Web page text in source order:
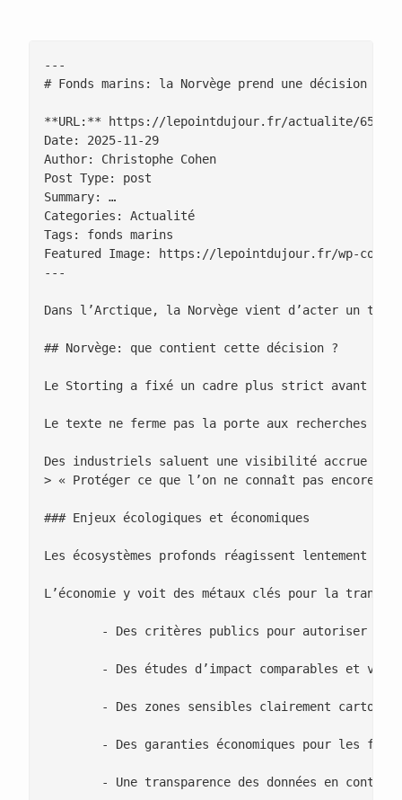
---
# Fonds marins: la Norvège prend une décision
**URL:** https://lepointdujour.fr/actualite/6550-
Date: 2025-11-29
Author: Christophe Cohen
Post Type: post
Summary: …
Categories: Actualité
Tags: fonds marins
Featured Image: https://lepointdujour.fr/wp-
---
Dans l’Arctique, la Norvège vient d’acter un
## Norvège: que contient cette décision ?
Le Storting a fixé un cadre plus strict avant tout
Le texte ne ferme pas la porte aux recherches
Des industriels saluent une visibilité accrue sur
> « Protéger ce que l’on ne connaît pas encore
### Enjeux écologiques et économiques
Les écosystèmes profonds réagissent lentement
L’économie y voit des métaux clés pour la